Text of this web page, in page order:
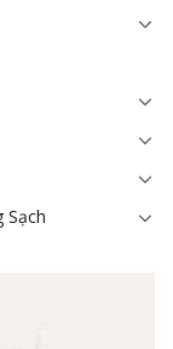
Sạch